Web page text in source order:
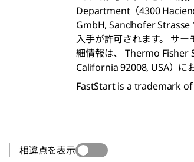
Department（4300
GmbH, Sandhofer Strasse
入手が許可されます。 サ
細情報は、 Thermo Fisher
California 92008, USA）に
FastStart is a trademark
相違点を表示